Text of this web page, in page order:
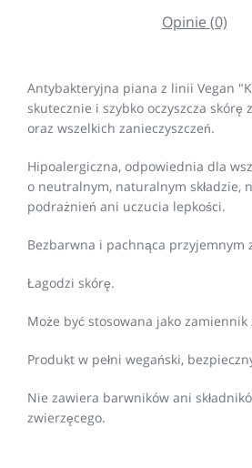
Opinie (0)
Antybakteryjna piana z linii Vegan
skutecznie i szybko oczyszcza
oraz wszelkich zanieczyszczeń.
Hipoalergiczna, odpowiednia dla
o neutralnym, naturalnym składzie,
podrażnień ani uczucia lepkości.
Bezbarwna i pachnąca przyjemnym
Łagodzi skórę.
Może być stosowana jako zamiennik
Produkt w pełni wegański,
Nie zawiera barwników ani
zwierzęcego.